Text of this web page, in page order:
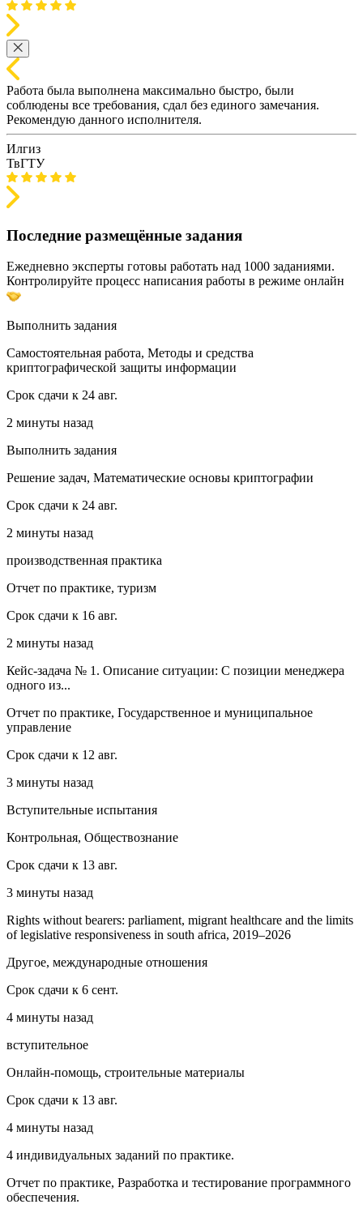
Работа была выполнена максимально быстро, были
соблюдены все требования, сдал без единого замечания.
Рекомендую данного исполнителя.
Илгиз
ТвГТУ
Последние размещённые задания
Ежедневно эксперты готовы работать над 1000 заданиями.
Контролируйте процесс написания работы в режиме онлайн
Выполнить задания
Самостоятельная работа, Методы и средства
криптографической защиты информации
Срок сдачи к 24 авг.
2 минуты назад
Выполнить задания
Решение задач, Математические основы криптографии
Срок сдачи к 24 авг.
2 минуты назад
производственная практика
Отчет по практике, туризм
Срок сдачи к 16 авг.
2 минуты назад
Кейс-задача № 1. Описание ситуации: С позиции менеджера
одного из...
Отчет по практике, Государственное и муниципальное
управление
Срок сдачи к 12 авг.
3 минуты назад
Вступительные испытания
Контрольная, Обществознание
Срок сдачи к 13 авг.
3 минуты назад
Rights without bearers: parliament, migrant healthcare and the limits
of legislative responsiveness in south africa, 2019–2026
Другое, международные отношения
Срок сдачи к 6 сент.
4 минуты назад
вступительное
Онлайн-помощь, строительные материалы
Срок сдачи к 13 авг.
4 минуты назад
4 индивидуальных заданий по практике.
Отчет по практике, Разработка и тестирование программного
обеспечения.